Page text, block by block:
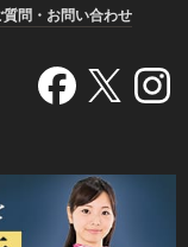
質問・お問い合わせ